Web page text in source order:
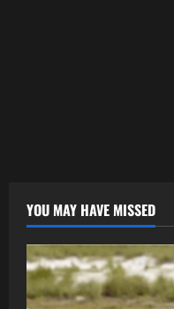
YOU MAY HAVE MISSED